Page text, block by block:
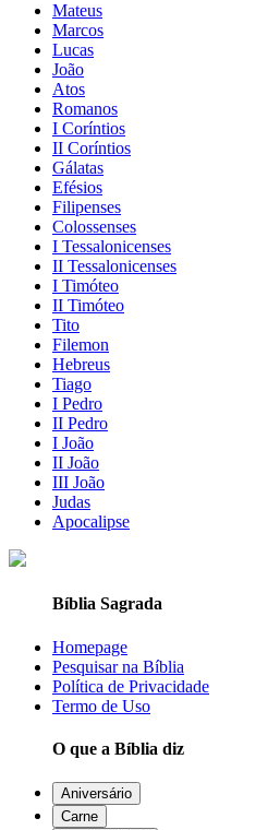
Mateus
Marcos
Lucas
João
Atos
Romanos
I Coríntios
II Coríntios
Gálatas
Efésios
Filipenses
Colossenses
I Tessalonicenses
II Tessalonicenses
I Timóteo
II Timóteo
Tito
Filemon
Hebreus
Tiago
I Pedro
II Pedro
I João
II João
III João
Judas
Apocalipse
Bíblia Sagrada
Homepage
Pesquisar na Bíblia
Política de Privacidade
Termo de Uso
O que a Bíblia diz
Aniversário
Carne